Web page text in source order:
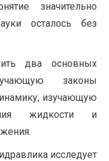
значительно
осталось без
два основных
законы
изучающую
жидкости и
исследует